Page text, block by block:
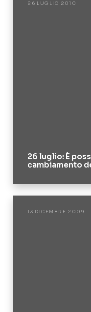
26 LUGLIO 2010
26 luglio: È
cambiamento
13 DICEMBRE 2009